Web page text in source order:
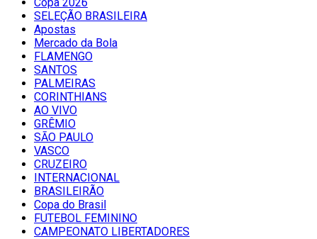
SELEÇÃO BRASILEIRA
Apostas
Mercado da Bola
FLAMENGO
SANTOS
PALMEIRAS
CORINTHIANS
AO VIVO
GRÊMIO
SĀO PAULO
VASCO
CRUZEIRO
INTERNACIONAL
BRASILEIRÃO
Copa do Brasil
FUTEBOL FEMININO
CAMPEONATO LIBERTADORES